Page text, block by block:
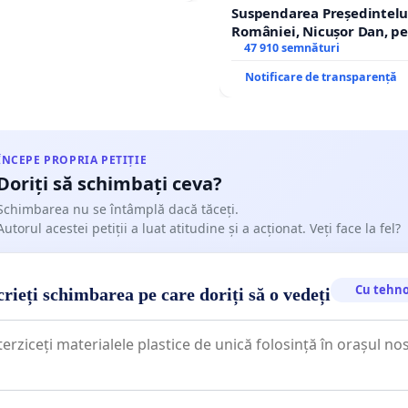
Suspendarea
României, Nicușor Dan,
de funcție și
47 910 semnături
Notificare de transparență
PROPRIA PETIȚIE
să schimbați ceva?
nu se întâmplă dacă tăceți.
acestei petiții a luat atitudine și a acționat. Veți face la fel?
schimbarea pe care doriți să o vedeți Cu